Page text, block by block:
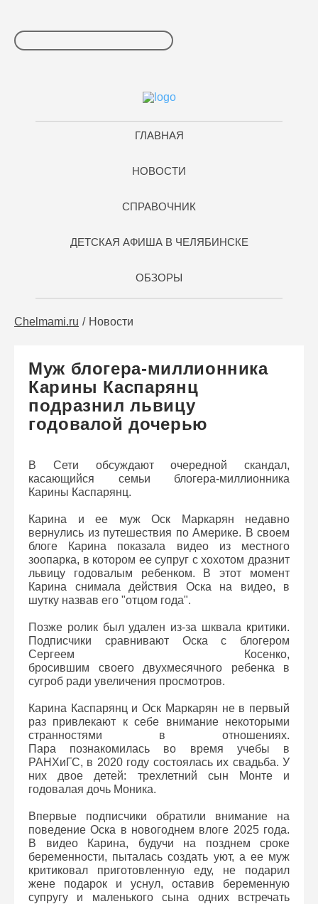
ГЛАВНАЯ
НОВОСТИ
СПРАВОЧНИК
ДЕТСКАЯ АФИША В ЧЕЛЯБИНСКЕ
ОБЗОРЫ
Chelmami.ru Новости
Муж блогера-миллионника
Карины Каспарянц
подразнил львицу
годовалой дочерью
В Сети обсуждают очередной скандал,
касающийся семьи блогера-миллионника
Карины Каспарянц.
Карина и ее муж Оск Маркарян недавно
вернулись из путешествия по Америке. В своем
блоге Карина показала видео из местного
зоопарка, в котором ее супруг с хохотом дразнит
львицу годовалым ребенком. В этот момент
Карина снимала действия Оска на видео, в
шутку назвав его "отцом года".
Позже ролик был удален из-за шквала критики.
Подписчики сравнивают Оска с блогером
Сергеем Косенко,
бросившим своего двухмесячного ребенка в
сугроб ради увеличения просмотров.
Карина Каспарянц и Оск Маркарян не в первый
раз привлекают к себе внимание некоторыми
странностями в отношениях.
Пара познакомилась во время учебы в
РАНХиГС, в 2020 году состоялась их свадьба. У
них двое детей: трехлетний сын Монте и
годовалая дочь Моника.
Впервые подписчики обратили внимание на
поведение Оска в новогоднем влоге 2025 года.
В видео Карина, будучи на позднем сроке
беременности, пыталась создать уют, а ее муж
критиковал приготовленную еду, не подарил
жене подарок и уснул, оставив беременную
супругу и маленького сына одних встречать